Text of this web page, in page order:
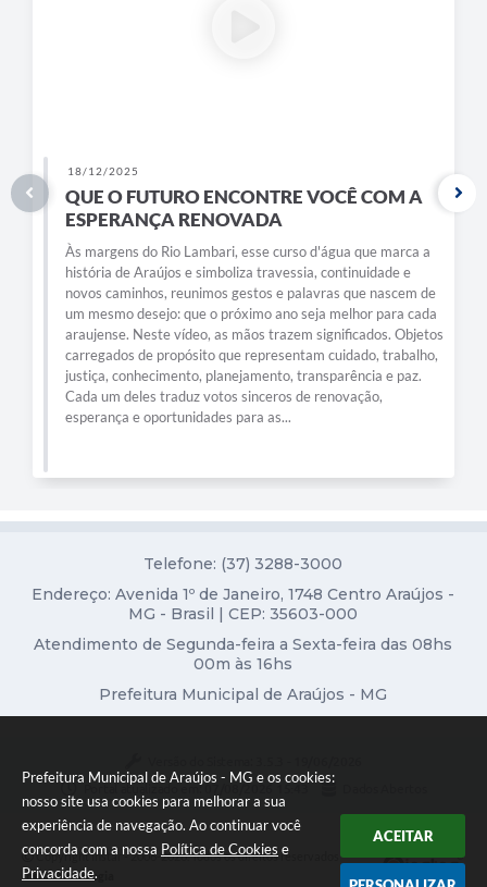
Prefeitura Municipal de Araújos - MG e os cookies:
nosso site usa cookies para melhorar a sua
experiência de navegação. Ao continuar você
concorda com a nossa Política de Cookies e
Privacidade.
ACEITAR
Telefones Úteis
Transparência
Emprega
Enquete
Agenda
Diário Oficial
18/12/2025
QUE O FUTURO ENCONTRE VOCÊ COM A
ESPERANÇA RENOVADA
Às margens do Rio Lambari, esse curso d'água que marca a
história de Araújos e simboliza travessia, continuidade e
novos caminhos, reunimos gestos e palavras que nascem de
um mesmo desejo: que o próximo ano seja melhor para cada
araujense. Neste vídeo, as mãos trazem significados. Objetos
carregados de propósito que representam cuidado, trabalho,
justiça, conhecimento, planejamento, transparência e paz.
Cada um deles traduz votos sinceros de renovação,
esperança e oportunidades para as...
Telefone: (37) 3288-3000
Endereço: Avenida 1º de Janeiro, 1748 Centro Araújos -
MG - Brasil | CEP: 35603-000
Atendimento de Segunda-feira a Sexta-feira das 08hs
00m às 16hs
Prefeitura Municipal de Araújos - MG
Portal atualizado em:
Copyright Instar - 2006-2026. Todos os direitos reservados -
Instar Tecnologia